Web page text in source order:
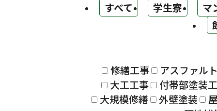
すべて 学生寮
マ
修繕工事
アスファル
大工工事
付帯部塗装
大規模修繕
外壁塗装